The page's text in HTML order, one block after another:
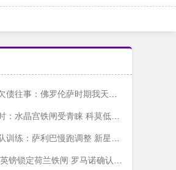
：佛罗伦萨时期我天天当他的专职司机
宫铁闸受青睐 科莫低价试探查洛巴
萨利巴慢跑调整 新星谢尔基戴帽抢镜
兰铁闸 罗马诺确认斯特鲁伊克转会达成